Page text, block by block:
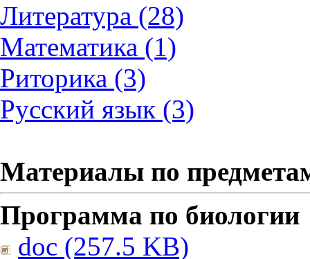
Литература (28)
Математика (1)
Риторика (3)
Русский язык (3)
Материалы по
Программа по биологии
doc (257.5 KB)